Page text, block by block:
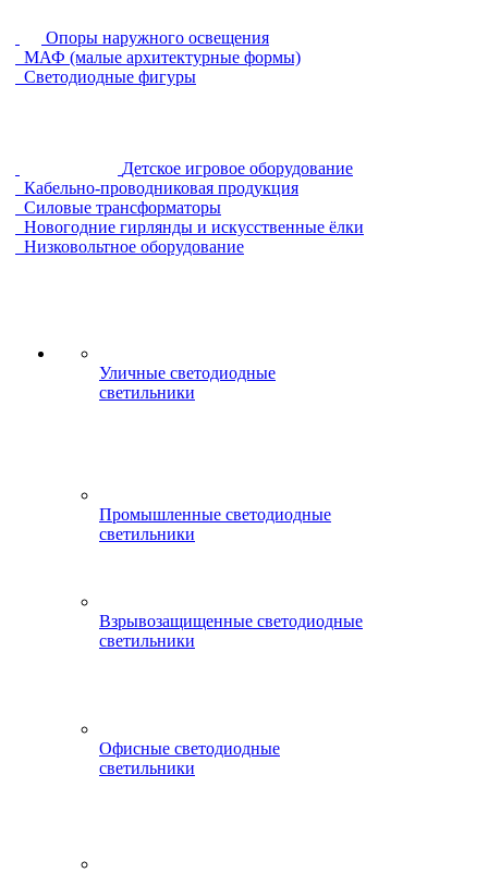
Опоры наружного освещения
МАФ (малые архитектурные формы)
Светодиодные фигуры
Детское игровое оборудование
Кабельно-проводниковая продукция
Силовые трансформаторы
Новогодние гирлянды и искусственные ёлки
Низковольтное оборудование
Уличные светодиодные
светильники
Промышленные светодиодные
светильники
Взрывозащищенные светодиодные
светильники
Офисные светодиодные
светильники